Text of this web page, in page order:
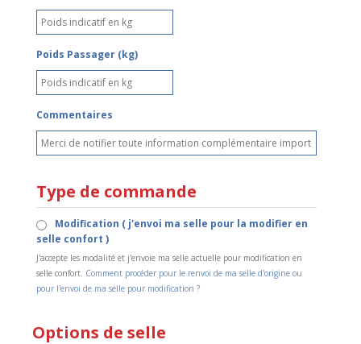
Options de selle
Poids Passager (kg)
Commentaires
Type de commande
Modification ( j'envoi ma selle pour la modifier en
selle confort )
J'accepte les modalité et j'envoie ma selle actuelle pour modification en
selle confort. Comment procéder pour le renvoi de ma selle d'origine ou
pour l'envoi de ma selle pour modification ?